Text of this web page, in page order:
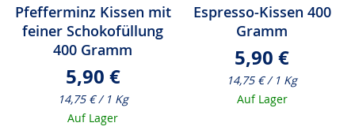
Pfefferminz Kissen mit
feiner Schokofüllung
400 Gramm
5,90 €
14,75 € / 1 Kg
Auf Lager
Espresso-Kissen 400
Gramm
5,90 €
14,75 € / 1 Kg
Auf Lager